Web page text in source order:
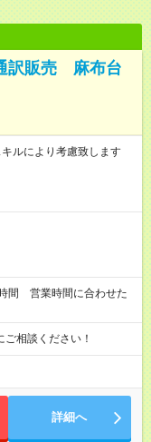
訳販売 麻布台
ルにより考慮致します
相談ください！
詳細へ